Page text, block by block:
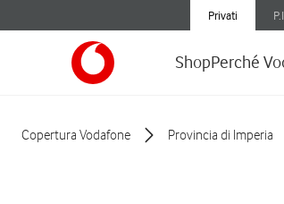
Privati
ShopPerché
Copertura Vodafone Provincia di Imperia